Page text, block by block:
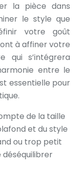
la pièce dans
le style que
votre goût
à affiner votre
s’intégrera
entre le
essentielle pour
de la taille
et du style
ou trop petit